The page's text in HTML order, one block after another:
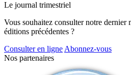
Le journal trimestriel
Vous souhaitez consulter notre dernier
éditions précédentes ?
Consulter en ligne Abonnez-vous
Nos partenaires